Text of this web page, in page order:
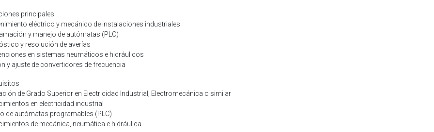
principales
eléctrico y mecánico de instalaciones industriales
y manejo de autómatas (PLC)
y resolución de averías
en sistemas neumáticos e hidráulicos
y ajuste de convertidores de frecuencia
de Grado Superior en Electricidad Industrial, Electromecánica o similar
en electricidad industrial
de autómatas programables (PLC)
de mecánica, neumática e hidráulica